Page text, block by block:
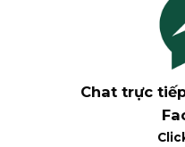
Chat trực